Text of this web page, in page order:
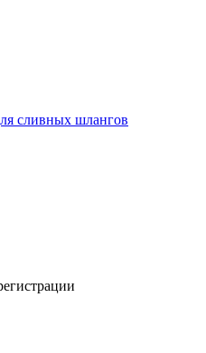
сливных шлангов